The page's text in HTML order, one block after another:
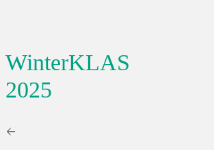
WinterKLAS
2025